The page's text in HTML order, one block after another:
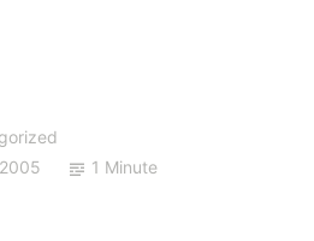
1 Minute